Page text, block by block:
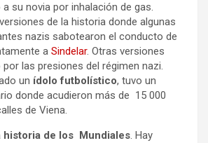
su novia por inhalación de gas.
de la historia donde algunas
nazis sabotearon el conducto de
a Sindelar. Otras versiones
las presiones del régimen nazi.
un ídolo futbolístico, tuvo un
donde acudieron más de 15 000
de Viena.
historia de los Mundiales. Hay